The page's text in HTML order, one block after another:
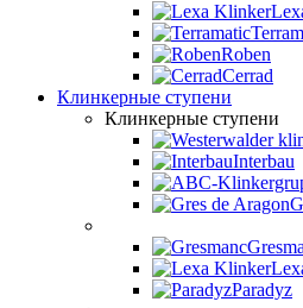
Roben
Cerrad
Клинкерные ступени
Клинкерные ступени
Interbau
Paradyz